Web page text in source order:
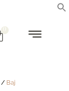
/ Baj